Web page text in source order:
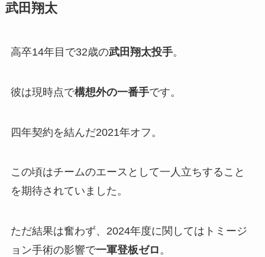
武田翔太
高卒14年目で32歳の武田翔太投手。
彼は現時点で構想外の一番手です。
四年契約を結んだ2021年オフ。
この頃はチームのエースとして一人立ちすること
を期待されていました。
ただ結果は奮わず、2024年度に関してはトミージ
ョン手術の影響で一軍登板ゼロ。